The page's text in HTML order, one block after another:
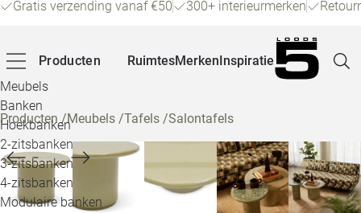
Gratis verzending vanaf €50 300+ interieurmerken
Producten
Meubels
Banken
Hoekbanken
2-zitsbanken
3-zitsbanken
4-zitsbanken
Modulaire banken
RuimtesMerkenInspiratie
Producten/Meubels /Tafels /Salontafels